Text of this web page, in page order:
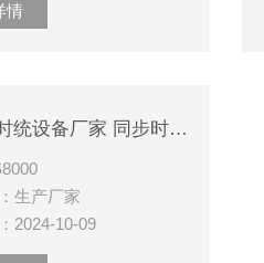
情
TS8000时统设备厂家 同步时钟系统装置
生产厂家
2024-10-09